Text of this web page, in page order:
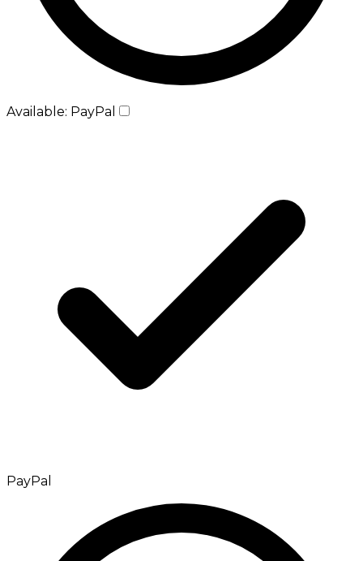
Available: PayPal
PayPal